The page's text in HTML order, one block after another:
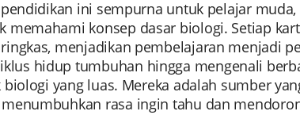
ini sempurna untuk pelajar
memahami konsep dasar biologi. Setiap
menjadikan pembelajaran menjadi
hidup tumbuhan hingga mengenali
yang luas. Mereka adalah sumber
rasa ingin tahu dan